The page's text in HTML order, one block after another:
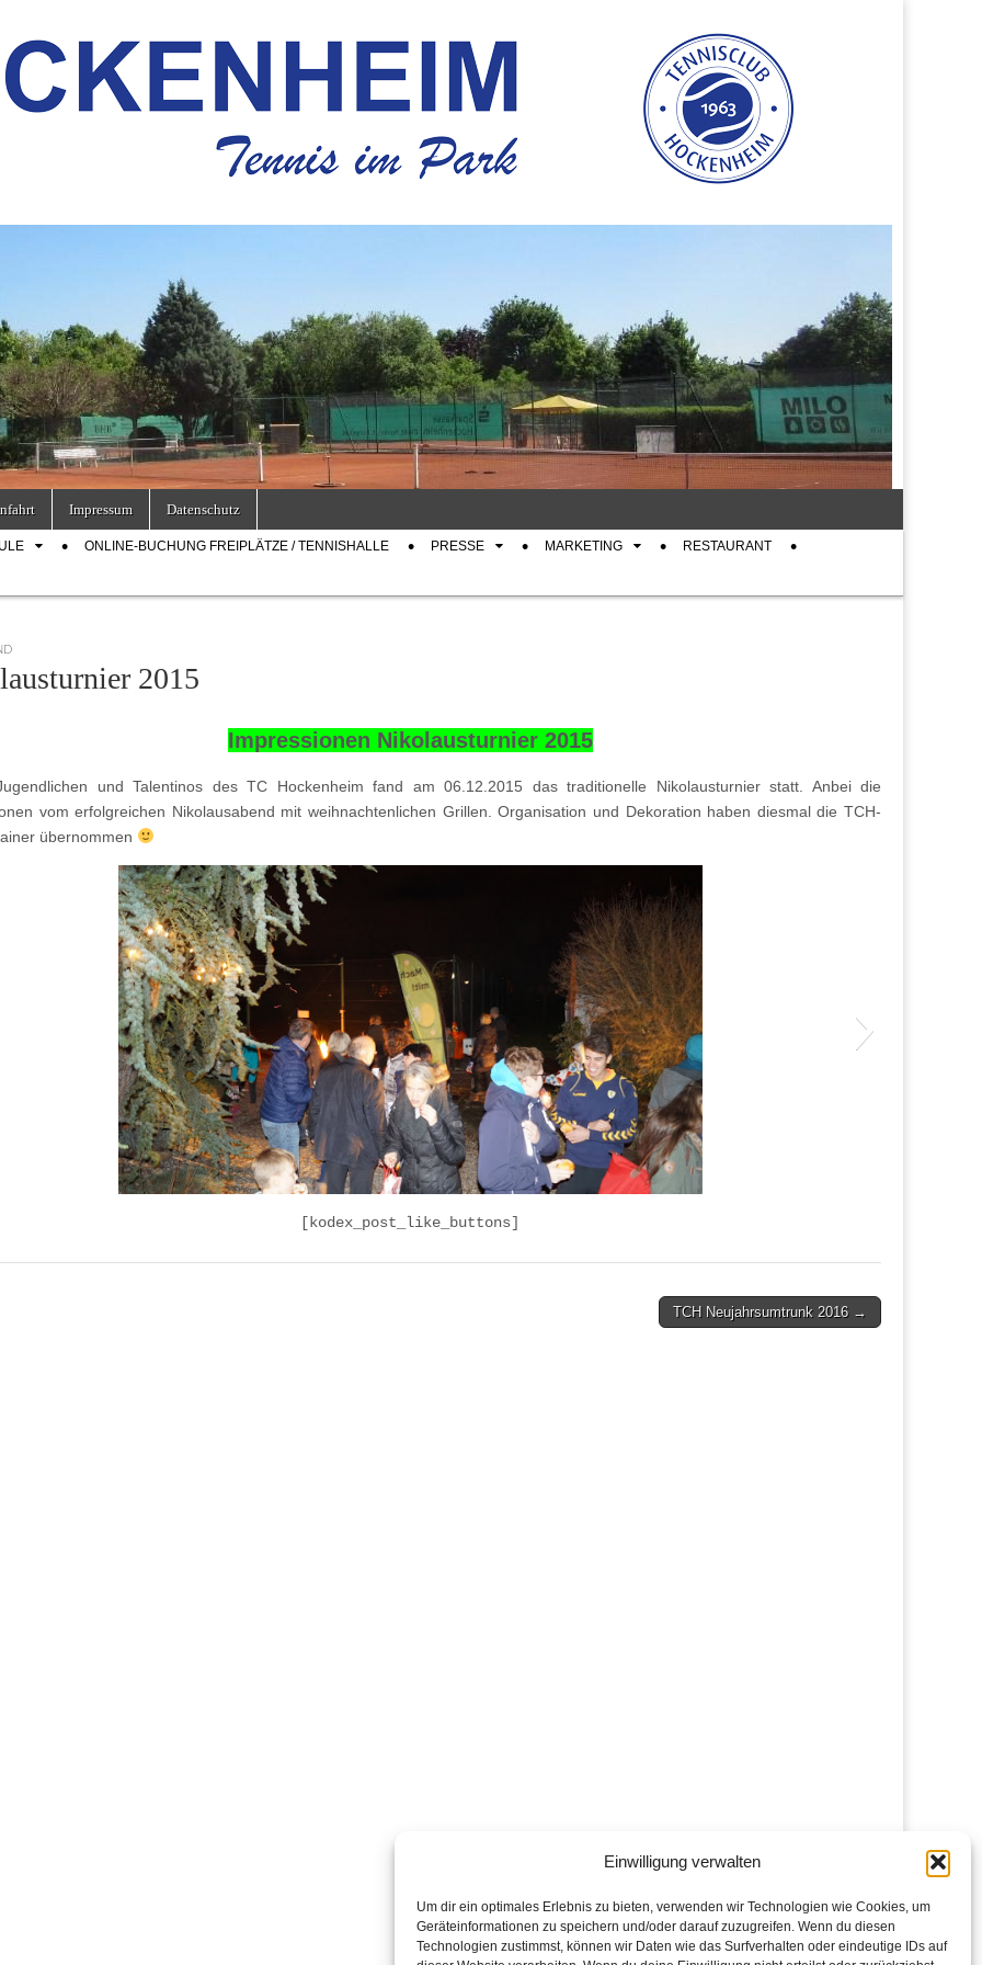
Einwilligung verwalten
Um dir ein optimales Erlebnis zu bieten, verwenden wir Technologien wie Cookies, um
Geräteinformationen zu speichern und/oder darauf zuzugreifen. Wenn du diesen
Technologien zustimmst, können wir Daten wie das Surfverhalten oder eindeutige IDs auf
Impressum Datenschutz
ONLINE-BUCHUNG FREIPLÄTZE / TENNISHALLE PRESSE MARKETING RESTAURANT
2015
Impressionen Nikolausturnier 2015
und Talentinos des TC Hockenheim fand am 06.12.2015 das traditionelle Nikolausturnier statt. Anbei die
vom erfolgreichen Nikolausabend mit weihnachtenlichen Grillen.Organisation und Dekoration haben diesmal die TCH-
übernommen
[kodex_post_like_buttons]
TCH Neujahrsumtrunk 2016 →